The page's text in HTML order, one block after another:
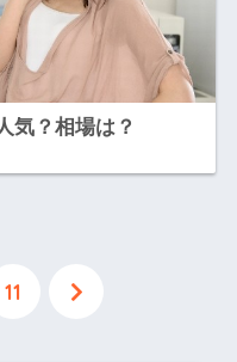
気？相場は？
11